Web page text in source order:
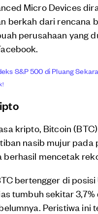
Micro Devices
berkah dari rencana
perusahaan yang
S&P 500 di Pluang
kripto, Bitcoin
nasib mujur pada
berhasil mencetak
bertengger di
tumbuh sekitar
Peristiwa ini